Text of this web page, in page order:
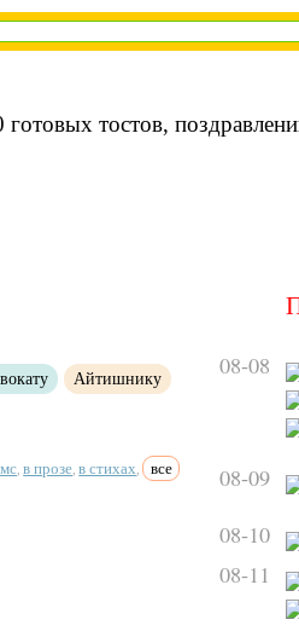
тостов,
Айтишнику
в прозе в стихах все
08-08
08-09
08-10
08-11